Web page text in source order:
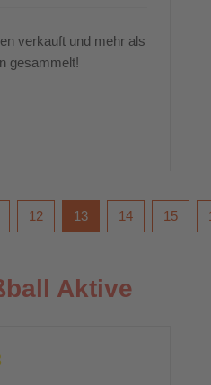
verkauft und mehr als
gesammelt!
12 13 14 15
Aktive